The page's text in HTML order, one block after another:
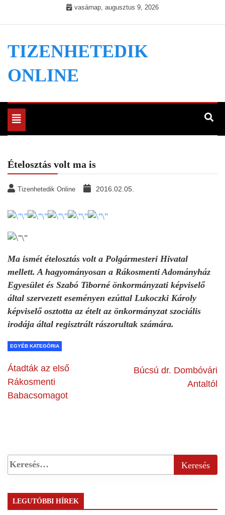
vasárnap, augusztus 9, 2026
TIZENHETEDIK
ONLINE
Toggle
navigation
Ételosztás volt ma is
Tizenhetedik Online 2016.02.05.
Ma ismét ételosztás volt a Polgármesteri Hivatal
mellett. A hagyományosan a Rákosmenti Adományház
Egyesület és Szabó Tiborné önkormányzati képviselő
által szervezett eseményen ezúttal Lukoczki Károly
képviselő osztotta az ételt az önkormányzat szociális
irodája által regisztrált rászorultak számára.
EGYÉB KATEGÓRIA
Átadták az első
Rákosmenti
Babacsomagot
Búcsú dr. Dombóvári
Antaltól
LEGUTÓBBI HÍREK